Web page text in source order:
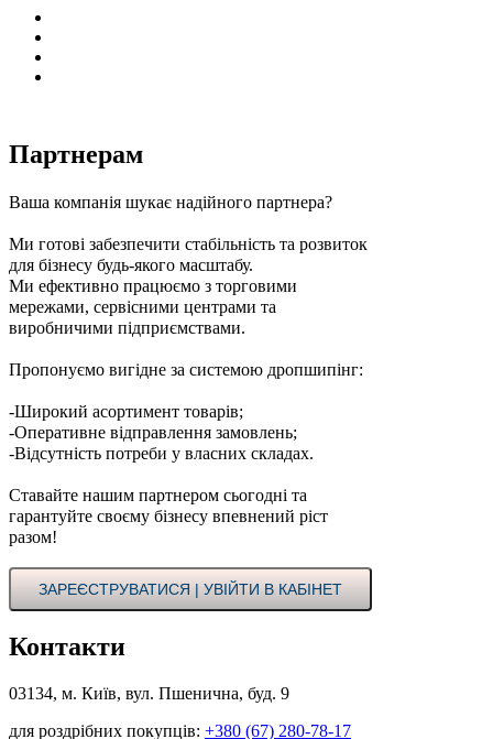
Партнерам
Ваша компанія шукає надійного партнера?
Ми готові забезпечити стабільність та розвиток
для бізнесу будь-якого масштабу.
Ми ефективно працюємо з торговими
мережами, сервісними центрами та
виробничими підприємствами.
Пропонуємо вигідне за системою дропшипінг:
-Широкий асортимент товарів;
-Оперативне відправлення замовлень;
-Відсутність потреби у власних складах.
Ставайте нашим партнером сьогодні та
гарантуйте своєму бізнесу впевнений ріст
разом!
ЗАРЕЄСТРУВАТИСЯ | УВІЙТИ В КАБІНЕТ
Контакти
03134, м. Київ, вул. Пшенична, буд. 9
для роздрібних покупців: +380 (67) 280-78-17